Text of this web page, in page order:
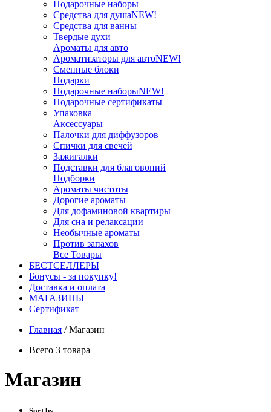
Подарочные наборы
Средства для душаNEW!
Средства для ванны
Твердые духи
Ароматы для авто
Ароматизаторы для автоNEW!
Сменные блоки
Подарки
Подарочные наборыNEW!
Подарочные сертификаты
Упаковка
Аксессуары
Палочки для диффузоров
Спички для свечей
Зажигалки
Подставки для благовоний
Подборки
Ароматы чистоты
Дорогие ароматы
Для дофаминовой квартиры
Для сна и релаксации
Необычные ароматы
Против запахов
Все Товары
БЕСТСЕЛЛЕРЫ
Бонусы - за покупку!
Доставка и оплата
МАГАЗИНЫ
Cертификат
Главная /Магазин
Всего 3 товара
Магазин